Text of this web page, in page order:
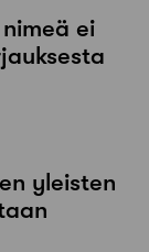
ei
yleisten